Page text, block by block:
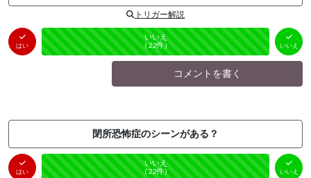
トリガー解説
はい
はい
（0件）
未投票
いいえ
（22件） いいえ
コメントを書く
閉所恐怖症のシーンがある？
はい
はい
（0件）
未投票
いいえ
（22件） いいえ